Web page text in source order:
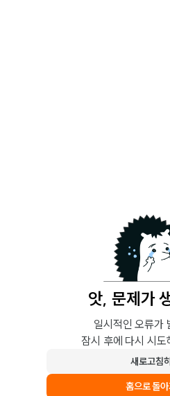
앗, 문제가
일시적인 오류가
잠시 후에 다시 시도
새로고침
홈으로 돌